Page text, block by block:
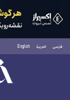
فارسی العربية English